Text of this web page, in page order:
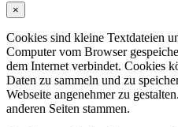
×
Cookies sind kleine Textdateien
Computer vom Browser
dem Internet verbindet. Cookies
Daten zu sammeln und zu
Webseite angenehmer zu
anderen Seiten stammen.